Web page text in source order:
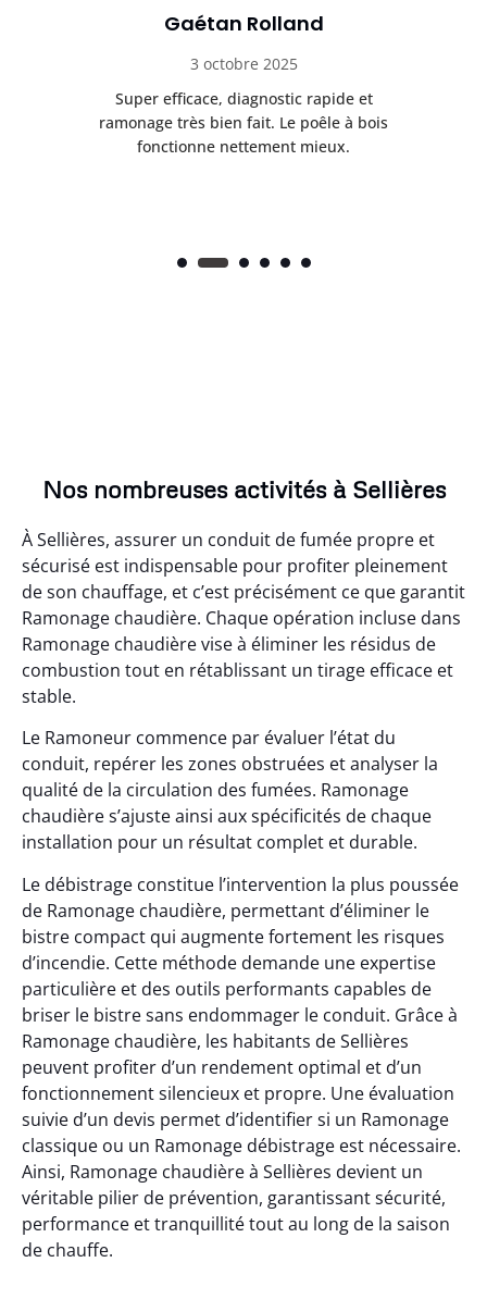
Gaétan Rolland
3 octobre 2025
Super efficace, diagnostic rapide et
ramonage très bien fait. Le poêle à bois
fonctionne nettement mieux.
Nos nombreuses activités à Sellières
À Sellières, assurer un conduit de fumée propre et
sécurisé est indispensable pour profiter pleinement
de son chauffage, et c’est précisément ce que garantit
Ramonage chaudière. Chaque opération incluse dans
Ramonage chaudière vise à éliminer les résidus de
combustion tout en rétablissant un tirage efficace et
stable.
Le Ramoneur commence par évaluer l’état du
conduit, repérer les zones obstruées et analyser la
qualité de la circulation des fumées. Ramonage
chaudière s’ajuste ainsi aux spécificités de chaque
installation pour un résultat complet et durable.
Le débistrage constitue l’intervention la plus poussée
de Ramonage chaudière, permettant d’éliminer le
bistre compact qui augmente fortement les risques
d’incendie. Cette méthode demande une expertise
particulière et des outils performants capables de
briser le bistre sans endommager le conduit. Grâce à
Ramonage chaudière, les habitants de Sellières
peuvent profiter d’un rendement optimal et d’un
fonctionnement silencieux et propre. Une évaluation
suivie d’un devis permet d’identifier si un Ramonage
classique ou un Ramonage débistrage est nécessaire.
Ainsi, Ramonage chaudière à Sellières devient un
véritable pilier de prévention, garantissant sécurité,
performance et tranquillité tout au long de la saison
de chauffe.